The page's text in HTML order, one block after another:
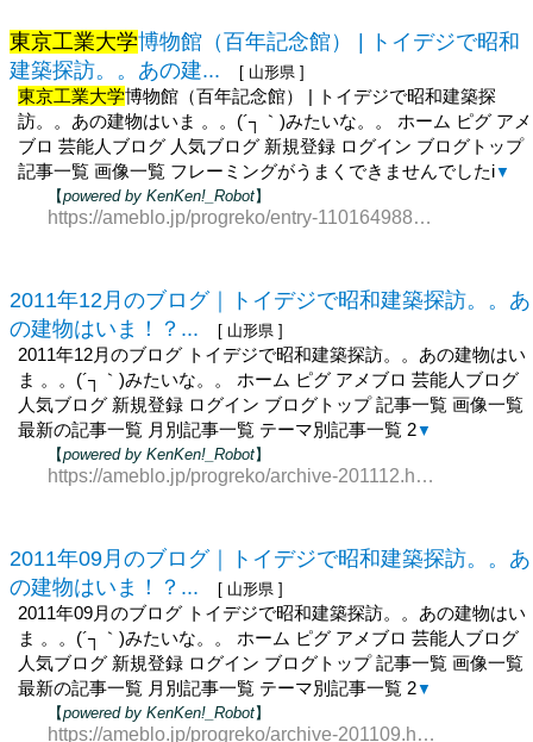
東京工業大学博物館（百年記念館） | トイデジで昭和
建築探訪。。あの建...
[ 山形県 ]
東京工業大学博物館（百年記念館） | トイデジで昭和建築探
訪。。あの建物はいま 。。(´┐｀)みたいな。。 ホーム ピグ アメ
ブロ 芸能人ブログ 人気ブログ 新規登録 ログイン ブログトップ
記事一覧 画像一覧 フレーミングがうまくできませんでしたi▼
【powered by KenKen!_Robot】
https://ameblo.jp/progreko/entry-11016498812.html
2011年12月のブログ｜トイデジで昭和建築探訪。。あ
の建物はいま！？...
[ 山形県 ]
2011年12月のブログ トイデジで昭和建築探訪。。あの建物はい
ま 。。(´┐｀)みたいな。。 ホーム ピグ アメブロ 芸能人ブログ
人気ブログ 新規登録 ログイン ブログトップ 記事一覧 画像一覧
最新の記事一覧 月別記事一覧 テーマ別記事一覧 2▼
【powered by KenKen!_Robot】
https://ameblo.jp/progreko/archive-201112.html
2011年09月のブログ｜トイデジで昭和建築探訪。。あ
の建物はいま！？...
[ 山形県 ]
2011年09月のブログ トイデジで昭和建築探訪。。あの建物はい
ま 。。(´┐｀)みたいな。。 ホーム ピグ アメブロ 芸能人ブログ
人気ブログ 新規登録 ログイン ブログトップ 記事一覧 画像一覧
最新の記事一覧 月別記事一覧 テーマ別記事一覧 2▼
【powered by KenKen!_Robot】
https://ameblo.jp/progreko/archive-201109.html